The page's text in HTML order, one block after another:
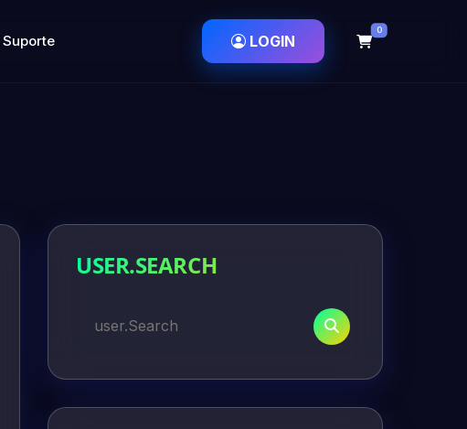
Suporte LOGIN
0
USER.SEARCH